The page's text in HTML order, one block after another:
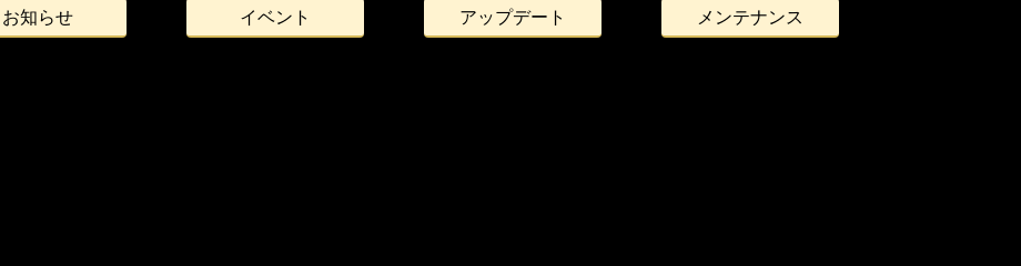
お知らせ イベント アップデート メンテナンス